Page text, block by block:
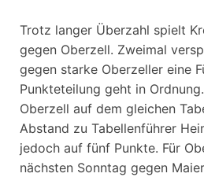
Trotz langer Überzahl spielt
gegen Oberzell. Zweimal
gegen starke Oberzeller eine
Punkteteilung geht in
Oberzell auf dem gleichen
Abstand zu Tabellenführer
jedoch auf fünf Punkte. Für
nächsten Sonntag gegen